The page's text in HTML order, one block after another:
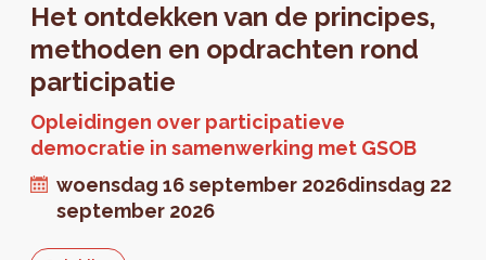
Het ontdekken van de principes,
methoden en opdrachten rond
participatie
Opleidingen over participatieve
democratie in samenwerking met GSOB
woensdag 16 september 2026dinsdag 22
september 2026